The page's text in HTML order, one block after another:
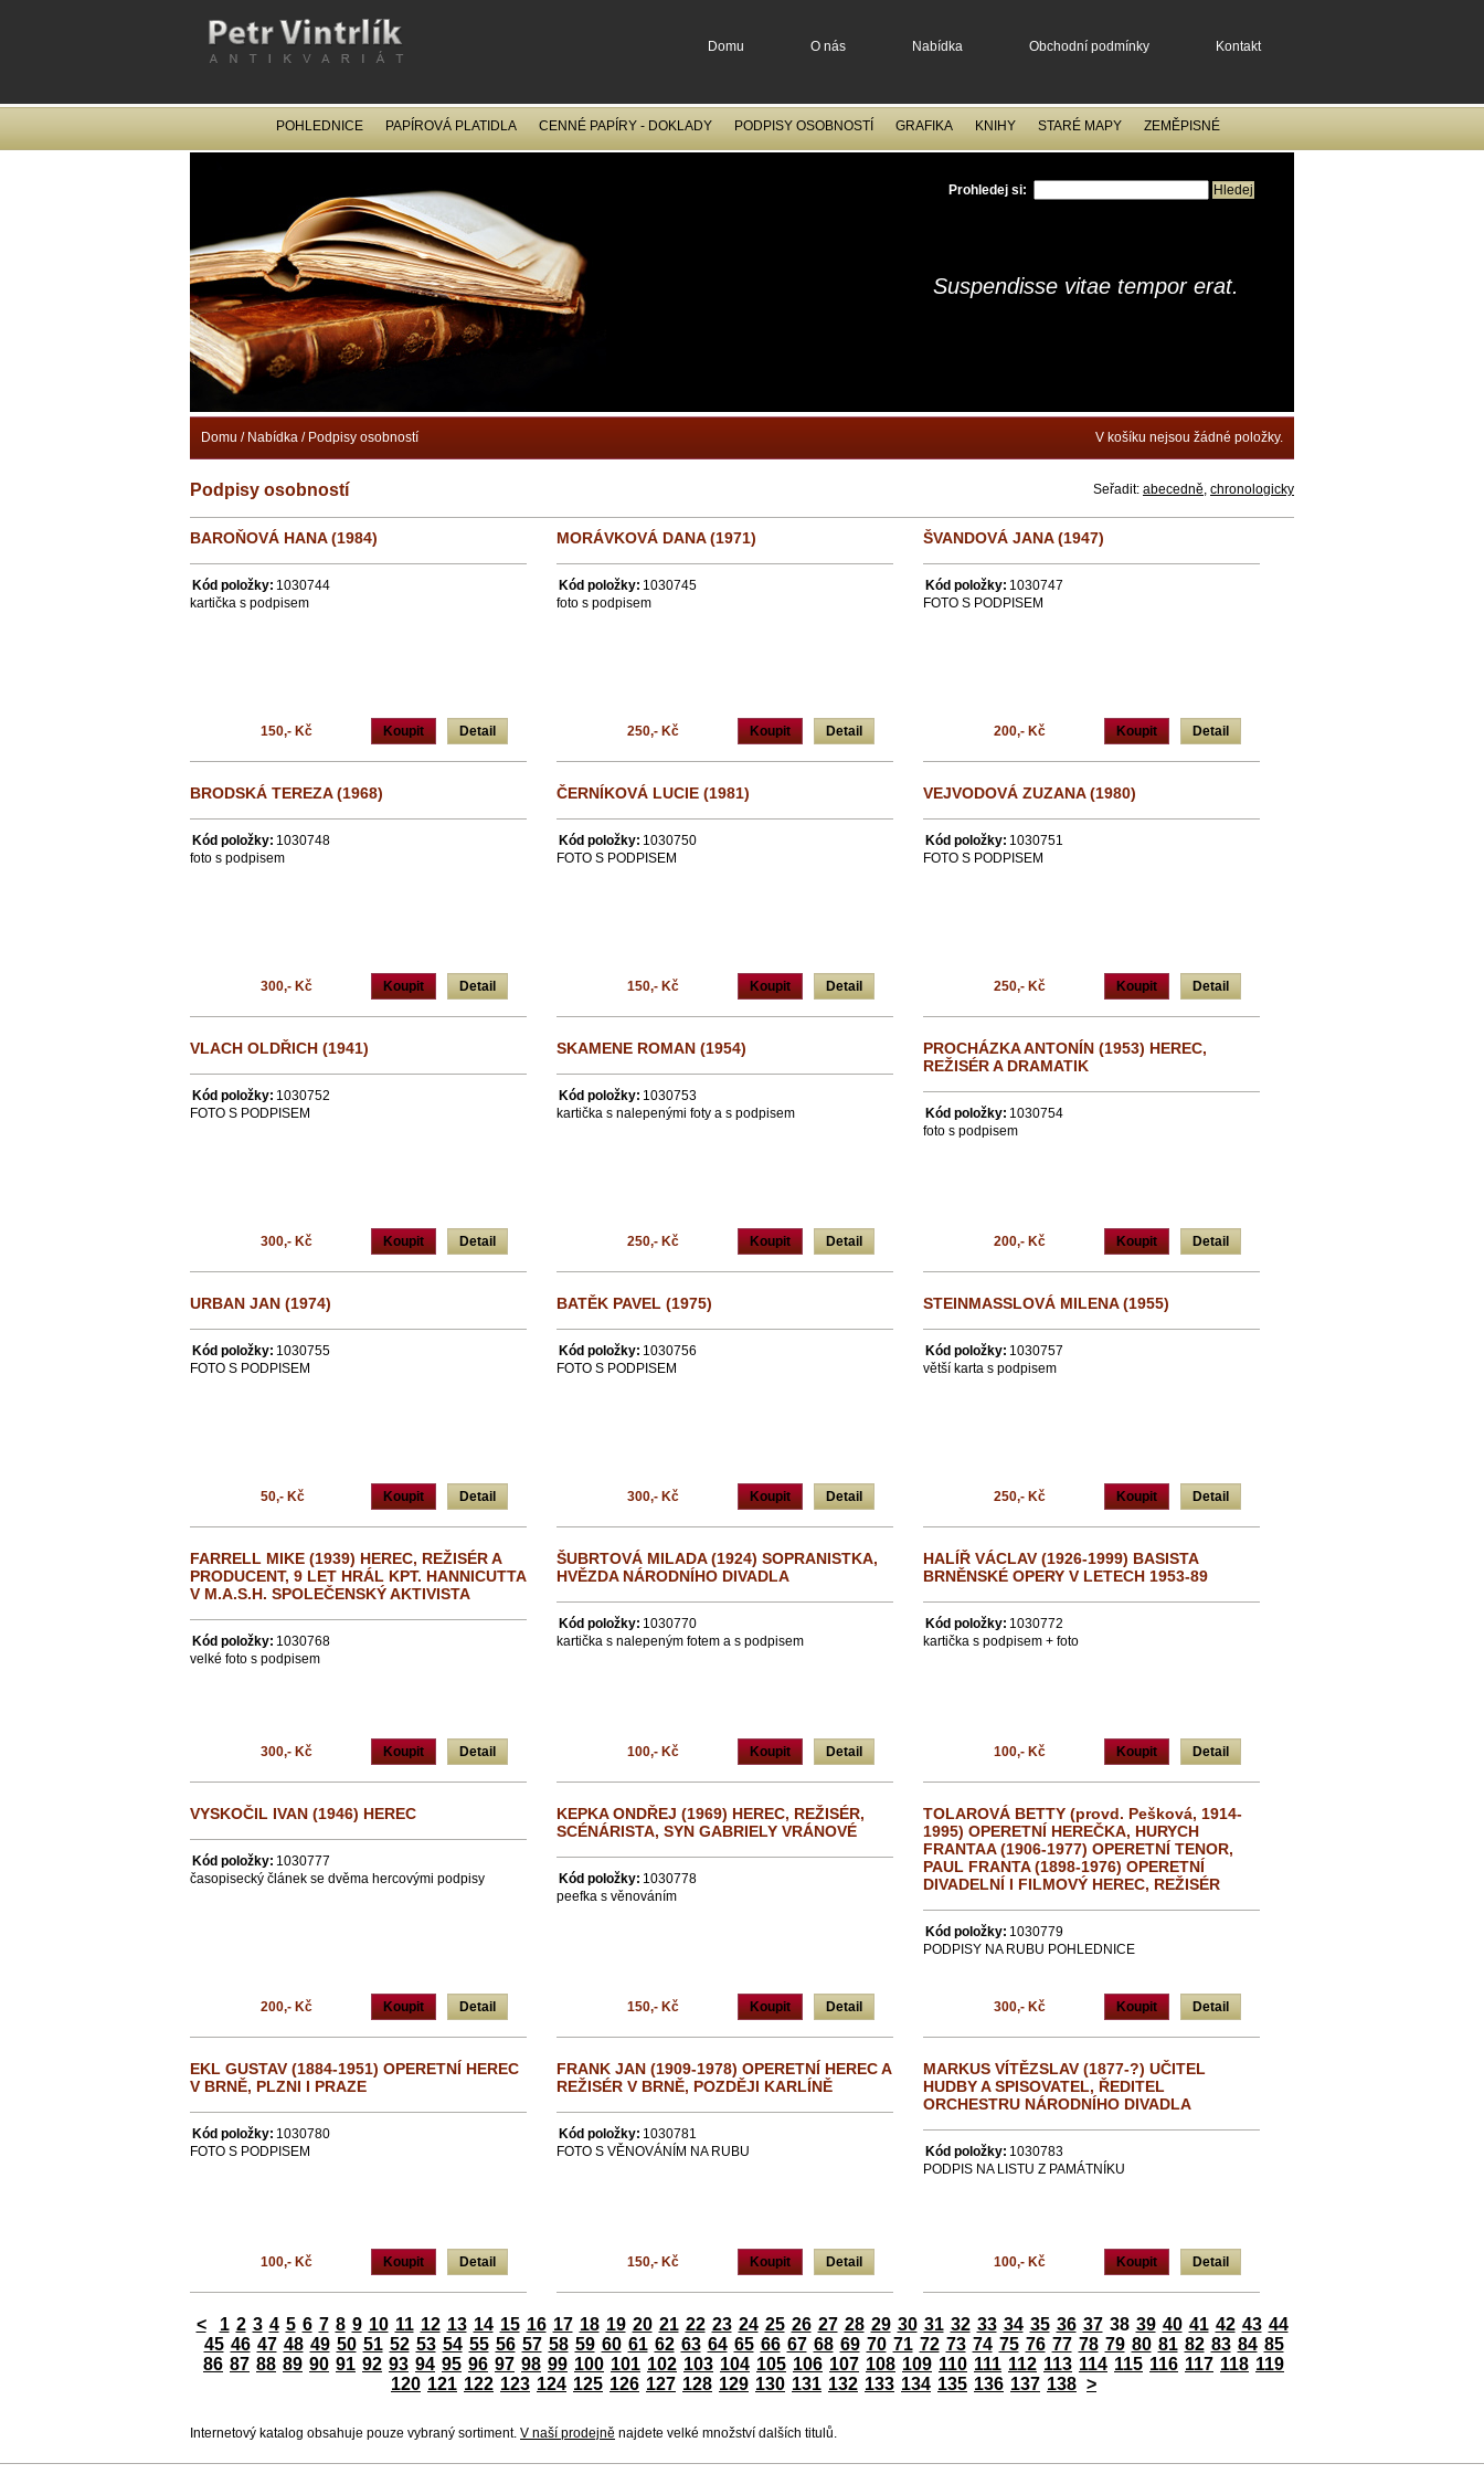
Podpisy osobností Seřadit: abecedně, chronologicky
BAROŇOVÁ HANA (1984)
Kód položky: 1030744
kartička s podpisem
Koupit Detail
150,- Kč
MORÁVKOVÁ DANA (1971)
Kód položky: 1030745
foto s podpisem
Koupit Detail
250,- Kč
ŠVANDOVÁ JANA (1947)
Kód položky: 1030747
FOTO S PODPISEM
Koupit Detail
200,- Kč
BRODSKÁ TEREZA (1968)
Kód položky: 1030748
foto s podpisem
Koupit Detail
300,- Kč
ČERNÍKOVÁ LUCIE (1981)
Kód položky: 1030750
FOTO S PODPISEM
Koupit Detail
150,- Kč
VEJVODOVÁ ZUZANA (1980)
Kód položky: 1030751
FOTO S PODPISEM
Koupit Detail
250,- Kč
VLACH OLDŘICH (1941)
Kód položky: 1030752
FOTO S PODPISEM
Koupit Detail
300,- Kč
SKAMENE ROMAN (1954)
Kód položky: 1030753
kartička s nalepenými foty a s podpisem
Koupit Detail
250,- Kč
PROCHÁZKA ANTONÍN (1953) HEREC,
REŽISÉR A DRAMATIK
Kód položky: 1030754
foto s podpisem
Koupit Detail
200,- Kč
URBAN JAN (1974)
Kód položky: 1030755
FOTO S PODPISEM
Koupit Detail
50,- Kč
BATĚK PAVEL (1975)
Kód položky: 1030756
FOTO S PODPISEM
Koupit Detail
300,- Kč
STEINMASSLOVÁ MILENA (1955)
Kód položky: 1030757
větší karta s podpisem
Koupit Detail
250,- Kč
FARRELL MIKE (1939) HEREC, REŽISÉR A
PRODUCENT, 9 LET HRÁL KPT. HANNICUTTA
V M.A.S.H. SPOLEČENSKÝ AKTIVISTA
Kód položky: 1030768
velké foto s podpisem
Koupit Detail
300,- Kč
ŠUBRTOVÁ MILADA (1924) SOPRANISTKA,
HVĚZDA NÁRODNÍHO DIVADLA
Kód položky: 1030770
kartička s nalepeným fotem a s podpisem
Koupit Detail
100,- Kč
HALÍŘ VÁCLAV (1926-1999) BASISTA
BRNĚNSKÉ OPERY V LETECH 1953-89
Kód položky: 1030772
kartička s podpisem + foto
Koupit Detail
100,- Kč
VYSKOČIL IVAN (1946) HEREC
Kód položky: 1030777
časopisecký článek se dvěma hercovými podpisy
Koupit Detail
200,- Kč
KEPKA ONDŘEJ (1969) HEREC, REŽISÉR,
SCÉNÁRISTA, SYN GABRIELY VRÁNOVÉ
Kód položky: 1030778
peefka s věnováním
Koupit Detail
150,- Kč
TOLAROVÁ BETTY (provd. Pešková, 1914-
1995) OPERETNÍ HEREČKA, HURYCH
FRANTAA (1906-1977) OPERETNÍ TENOR,
PAUL FRANTA (1898-1976) OPERETNÍ
DIVADELNÍ I FILMOVÝ HEREC, REŽISÉR
Kód položky: 1030779
PODPISY NA RUBU POHLEDNICE
Koupit Detail
300,- Kč
EKL GUSTAV (1884-1951) OPERETNÍ HEREC
V BRNĚ, PLZNI I PRAZE
Kód položky: 1030780
FOTO S PODPISEM
Koupit Detail
100,- Kč
FRANK JAN (1909-1978) OPERETNÍ HEREC A
REŽISÉR V BRNĚ, POZDĚJI KARLÍNĚ
Kód položky: 1030781
FOTO S VĚNOVÁNÍM NA RUBU
Koupit Detail
150,- Kč
MARKUS VÍTĚZSLAV (1877-?) UČITEL
HUDBY A SPISOVATEL, ŘEDITEL
ORCHESTRU NÁRODNÍHO DIVADLA
Kód položky: 1030783
PODPIS NA LISTU Z PAMÁTNÍKU
Koupit Detail
100,- Kč
< 1 2 3 4 5 6 7 8 9 10 11 12 13 14 15 16 17 18 19 20 21 22 23 24 25 26 27 28 29 30 31 32 33 34 35 36 37 38 39 40 41 42 43 44
45 46 47 48 49 50 51 52 53 54 55 56 57 58 59 60 61 62 63 64 65 66 67 68 69 70 71 72 73 74 75 76 77 78 79 80 81 82 83 84 85
86 87 88 89 90 91 92 93 94 95 96 97 98 99 100 101 102 103 104 105 106 107 108 109 110 111 112 113 114 115 116 117 118 119
120 121 122 123 124 125 126 127 128 129 130 131 132 133 134 135 136 137 138 >
Internetový katalog obsahuje pouze vybraný sortiment. V naší prodejně najdete velké množství dalších titulů.
Domu O nás Nabídka Obchodní podmínky Kontakt
POHLEDNICE PAPÍROVÁ PLATIDLA CENNÉ PAPÍRY - DOKLADY PODPISY OSOBNOSTÍ GRAFIKA KNIHY STARÉ MAPY ZEMĚPISNÉ
Suspendisse vitae tempor erat.
Prohledej si:
V košíku nejsou žádné položky.
Domu / Nabídka / Podpisy osobností